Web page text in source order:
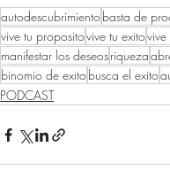
autodescubrimientobasta de
vive tu propositovive tu exitovive
manifestar los deseosriqueza
binomio de exitobusca el exito
PODCAST